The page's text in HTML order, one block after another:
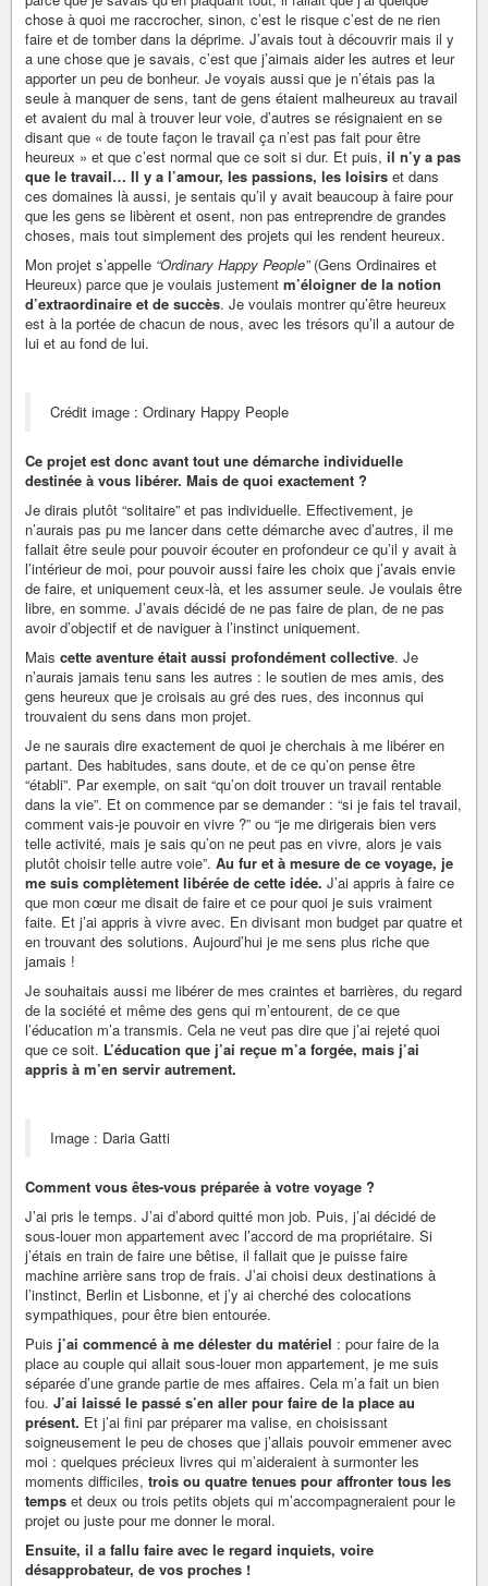
chose à quoi me raccrocher, sinon, c’est le risque c’est de ne rien
faire et de tomber dans la déprime. J’avais tout à découvrir mais il y
a une chose que je savais, c’est que j’aimais aider les autres et leur
apporter un peu de bonheur. Je voyais aussi que je n’étais pas la
seule à manquer de sens, tant de gens étaient malheureux au travail
et avaient du mal à trouver leur voie, d’autres se résignaient en se
disant que « de toute façon le travail ça n’est pas fait pour être
heureux » et que c’est normal que ce soit si dur. Et puis, il n’y a pas
que le travail… Il y a l’amour, les passions, les loisirs et dans
ces domaines là aussi, je sentais qu’il y avait beaucoup à faire pour
que les gens se libèrent et osent, non pas entreprendre de grandes
choses, mais tout simplement des projets qui les rendent heureux.
Mon projet s’appelle “Ordinary Happy People”(Gens Ordinaires et
Heureux) parce que je voulais justement m’éloigner de la notion
d’extraordinaire et de succès. Je voulais montrer qu’être heureux
est à la portée de chacun de nous, avec les trésors qu’il a autour de
lui et au fond de lui.
Crédit image : Ordinary Happy People
Ce projet est donc avant tout une démarche individuelle
destinée à vous libérer. Mais de quoi exactement ?
Je dirais plutôt “solitaire” et pas individuelle. Effectivement, je
n’aurais pas pu me lancer dans cette démarche avec d’autres, il me
fallait être seule pour pouvoir écouter en profondeur ce qu’il y avait à
l’intérieur de moi, pour pouvoir aussi faire les choix que j’avais envie
de faire, et uniquement ceux-là, et les assumer seule. Je voulais être
libre, en somme. J’avais décidé de ne pas faire de plan, de ne pas
avoir d’objectif et de naviguer à l’instinct uniquement.
Mais cette aventure était aussi profondément collective. Je
n’aurais jamais tenu sans les autres : le soutien de mes amis, des
gens heureux que je croisais au gré des rues, des inconnus qui
trouvaient du sens dans mon projet.
Je ne saurais dire exactement de quoi je cherchais à me libérer en
partant. Des habitudes, sans doute, et de ce qu’on pense être
“établi”. Par exemple, on sait “qu’on doit trouver un travail rentable
dans la vie”. Et on commence par se demander : “si je fais tel travail,
comment vais-je pouvoir en vivre ?” ou “je me dirigerais bien vers
telle activité, mais je sais qu’on ne peut pas en vivre, alors je vais
plutôt choisir telle autre voie”. Au fur et à mesure de ce voyage, je
me suis complètement libérée de cette idée. J’ai appris à faire ce
que mon cœur me disait de faire et ce pour quoi je suis vraiment
faite. Et j’ai appris à vivre avec. En divisant mon budget par quatre et
en trouvant des solutions. Aujourd’hui je me sens plus riche que
jamais !
Je souhaitais aussi me libérer de mes craintes et barrières, du regard
de la société et même des gens qui m’entourent, de ce que
l’éducation m’a transmis. Cela ne veut pas dire que j’ai rejeté quoi
que ce soit. L’éducation que j’ai reçue m’a forgée, mais j’ai
appris à m’en servir autrement.
Image : Daria Gatti
Comment vous êtes-vous préparée à votre voyage ?
J’ai pris le temps. J’ai d’abord quitté mon job. Puis, j’ai décidé de
sous-louer mon appartement avec l’accord de ma propriétaire. Si
j’étais en train de faire une bêtise, il fallait que je puisse faire
machine arrière sans trop de frais. J’ai choisi deux destinations à
l’instinct, Berlin et Lisbonne, et j’y ai cherché des colocations
sympathiques, pour être bien entourée.
Puis j’ai commencé à me délester du matériel : pour faire de la
place au couple qui allait sous-louer mon appartement, je me suis
séparée d’une grande partie de mes affaires. Cela m’a fait un bien
fou. J’ai laissé le passé s’en aller pour faire de la place au
présent. Et j’ai fini par préparer ma valise, en choisissant
soigneusement le peu de choses que j’allais pouvoir emmener avec
moi : quelques précieux livres qui m’aideraient à surmonter les
moments difficiles, trois ou quatre tenues pour affronter tous les
temps et deux ou trois petits objets qui m’accompagneraient pour le
projet ou juste pour me donner le moral.
Ensuite, il a fallu faire avec le regard inquiets, voire
désapprobateur, de vos proches !